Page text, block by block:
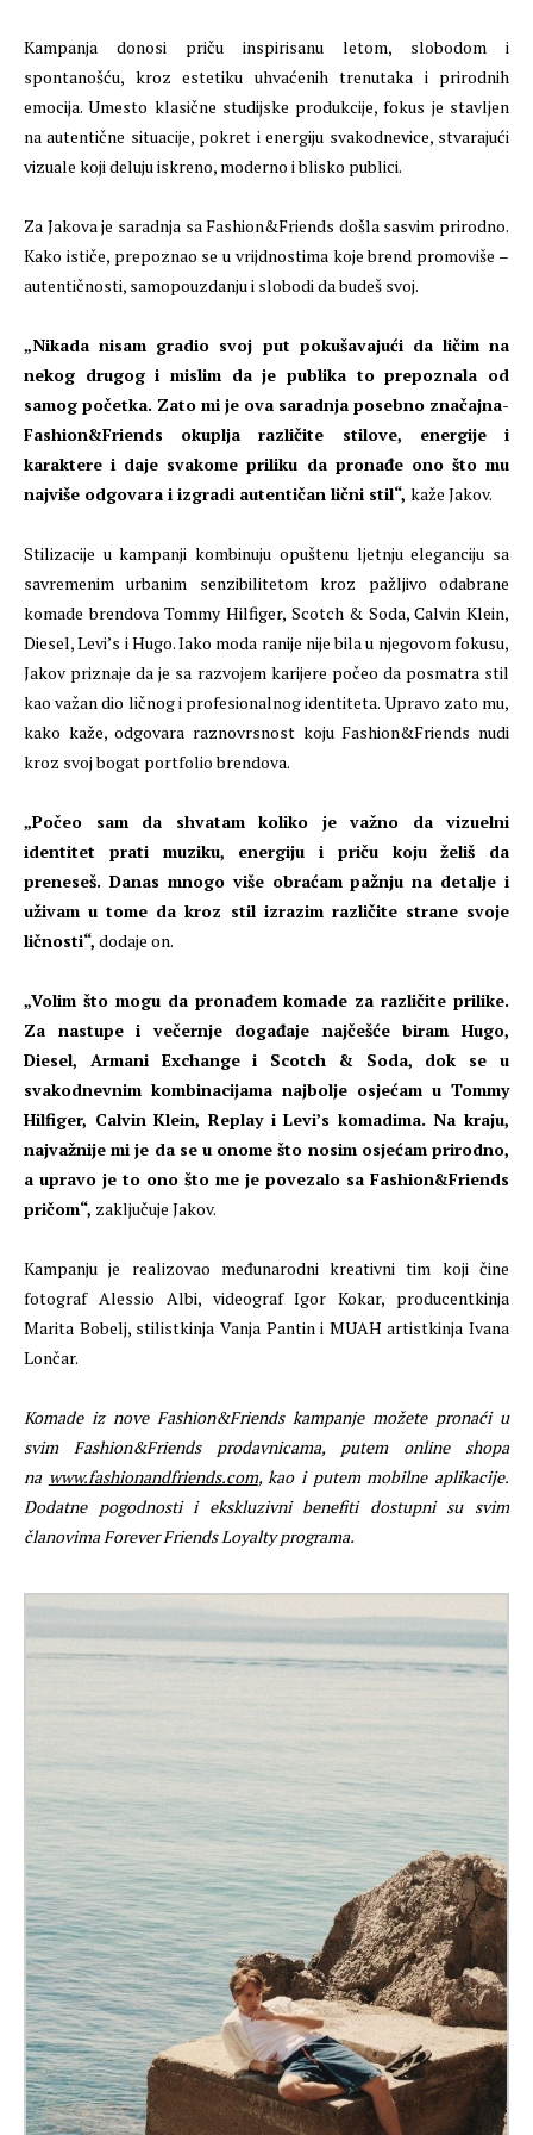
Kampanja donosi priču inspirisanu letom, slobodom i
spontanošću, kroz estetiku uhvaćenih trenutaka i prirodnih
emocija. Umesto klasične studijske produkcije, fokus je stavljen
na autentične situacije, pokret i energiju svakodnevice, stvarajući
vizuale koji deluju iskreno, moderno i blisko publici.
Za Jakova je saradnja sa Fashion&Friends došla sasvim prirodno.
Kako ističe, prepoznao se u vrijdnostima koje brend promoviše –
autentičnosti, samopouzdanju i slobodi da budeš svoj.
„Nikada nisam gradio svoj put pokušavajući da ličim na
nekog drugog i mislim da je publika to prepoznala od
samog početka. Zato mi je ova saradnja posebno značajna-
Fashion&Friends okuplja različite stilove, energije i
karaktere i daje svakome priliku da pronađe ono što mu
najviše odgovara i izgradi autentičan lični stil“, kaže Jakov.
Stilizacije u kampanji kombinuju opuštenu ljetnju eleganciju sa
savremenim urbanim senzibilitetom kroz pažljivo odabrane
komade brendova Tommy Hilfiger, Scotch & Soda, Calvin Klein,
Diesel, Levi’s i Hugo. Iako moda ranije nije bila u njegovom fokusu,
Jakov priznaje da je sa razvojem karijere počeo da posmatra stil
kao važan dio ličnog i profesionalnog identiteta. Upravo zato mu,
kako kaže, odgovara raznovrsnost koju Fashion&Friends nudi
kroz svoj bogat portfolio brendova.
„Počeo sam da shvatam koliko je važno da vizuelni
identitet prati muziku, energiju i priču koju želiš da
preneseš. Danas mnogo više obraćam pažnju na detalje i
uživam u tome da kroz stil izrazim različite strane svoje
ličnosti“, dodaje on.
„Volim što mogu da pronađem komade za različite prilike.
Za nastupe i večernje događaje najčešće biram Hugo,
Diesel, Armani Exchange i Scotch & Soda, dok se u
svakodnevnim kombinacijama najbolje osjećam u Tommy
Hilfiger, Calvin Klein, Replay i Levi’s komadima. Na kraju,
najvažnije mi je da se u onome što nosim osjećam prirodno,
a upravo je to ono što me je povezalo sa Fashion&Friends
pričom“, zaključuje Jakov.
Kampanju je realizovao međunarodni kreativni tim koji čine
fotograf Alessio Albi, videograf Igor Kokar, producentkinja
Marita Bobelj, stilistkinja Vanja Pantin i MUAH artistkinja Ivana
Lončar.
Komade iz nove Fashion&Friends kampanje možete pronaći u
svim Fashion&Friends prodavnicama, putem online shopa
na www.fashionandfriends.com, kao i putem mobilne aplikacije.
Dodatne pogodnosti i ekskluzivni benefiti dostupni su svim
članovima Forever Friends Loyalty programa.